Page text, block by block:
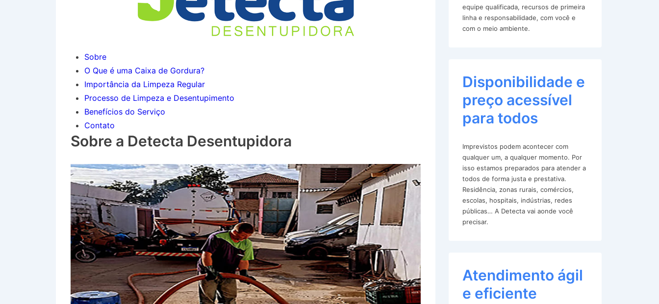
Sobre
O Que é uma Caixa de Gordura?
Importância da Limpeza Regular
Processo de Limpeza e Desentupimento
Benefícios do Serviço
Contato
Sobre a Detecta Desentupidora
equipe qualificada, recursos de primeira
linha e responsabilidade, com você e
com o meio ambiente.
Disponibilidade e
preço acessível
para todos
Imprevistos podem acontecer com
qualquer um, a qualquer momento. Por
isso estamos preparados para atender a
todos de forma justa e prestativa.
Residência, zonas rurais, comércios,
escolas, hospitais, indústrias, redes
públicas… A Detecta vai aonde você
precisar.
Atendimento ágil
e eficiente